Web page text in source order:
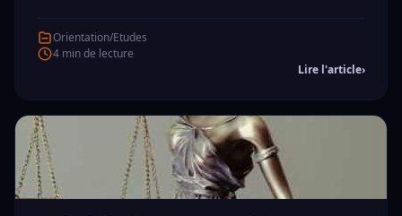
Orientation/Etudes
4 min de lecture
Lire l'article›